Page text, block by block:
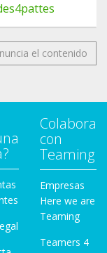
el contenido
Colabora
con
Teaming
Empresas
Here we are
Teaming
Teamers 4